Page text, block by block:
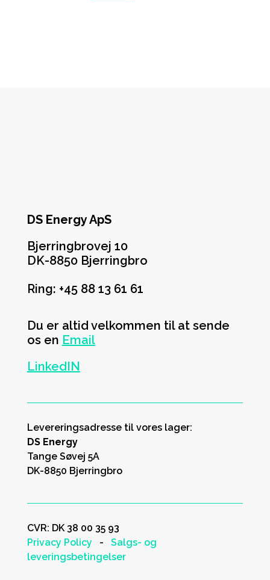
DS Energy ApS
Bjerringbrovej 10
DK-8850 Bjerringbro
Ring: +45 88 13 61 61
Du er altid velkommen til at sende
os en Email
LinkedIN
Levereringsadresse til vores lager:
DS Energy
Tange Søvej 5A
DK-8850 Bjerringbro
CVR: DK 38 00 35 93
Privacy Policy - Salgs- og
leveringsbetingelser